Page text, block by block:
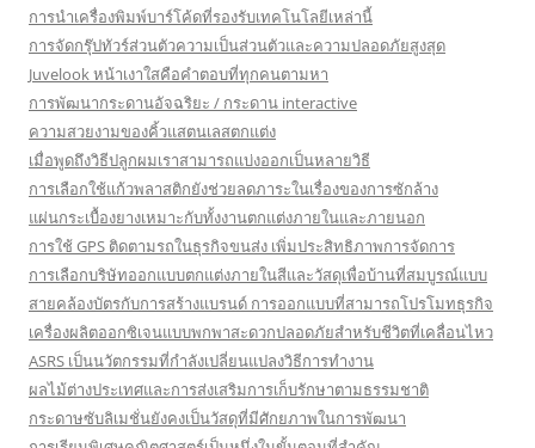
การนำเครื่องพิมพ์บาร์โค้ดที่รองรับเทคโนโลยีเหล่านี้
การจัดกรุ๊ปทัวร์ส่วนตัวความเป็นส่วนตัวและความปลอดภัยสูงสุด
Juvelook หน้าเงาใสคือคำตอบที่ทุกคนตามหา
การพัฒนากระดานอัจฉริยะ / กระดาน interactive
ความสวยงามของคิ้วแสตนเลสตกแต่ง
เมื่อพูดถึงวิธีปลูกผมเราสามารถแบ่งออกเป็นหลายวิธี
การเลือกใช้แก้วพลาสติกยังช่วยลดภาระในเรื่องของการซักล้าง
แผ่นกระเบื้องยางเหมาะกับทั้งงานตกแต่งภายในและภายนอก
การใช้ GPS ติดตามรถในธุรกิจขนส่ง เพิ่มประสิทธิภาพการจัดการ
การเลือกบริษัทออกแบบตกแต่งภายในสีและวัสดุเพื่อบ้านที่สมบูรณ์แบบ
สายคล้องบัตรกับการสร้างแบรนด์ การออกแบบที่สามารถโปรโมทธุรกิจ
เครื่องผลิตออกซิเจนแบบพกพาสะดวกปลอดภัยสำหรับชีวิตที่เคลื่อนไหว
ASRS เป็นนวัตกรรมที่กำลังเปลี่ยนแปลงวิธีการทำงาน
ผลไม้ต่างประเทศและการส่งเสริมการเก็บรักษาตามธรรมชาติ
กระดาษซับลิเมชั่นยังคงเป็นวัสดุที่มีศักยภาพในการพัฒนา